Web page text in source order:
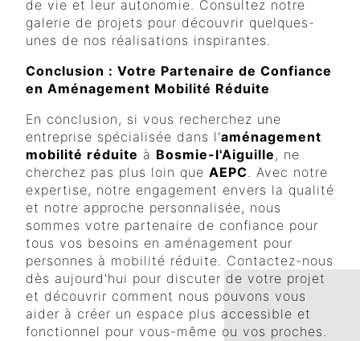
de vie et leur autonomie. Consultez notre
galerie de projets pour découvrir quelques-
unes de nos réalisations inspirantes.
Conclusion : Votre Partenaire de Confiance
en Aménagement Mobilité Réduite
En conclusion, si vous recherchez une
entreprise spécialisée dans l'aménagement
mobilité réduite à Bosmie-l'Aiguille, ne
cherchez pas plus loin que AEPC. Avec notre
expertise, notre engagement envers la qualité
et notre approche personnalisée, nous
sommes votre partenaire de confiance pour
tous vos besoins en aménagement pour
personnes à mobilité réduite. Contactez-nous
dès aujourd'hui pour discuter de votre projet
et découvrir comment nous pouvons vous
aider à créer un espace plus accessible et
fonctionnel pour vous-même ou vos proches.